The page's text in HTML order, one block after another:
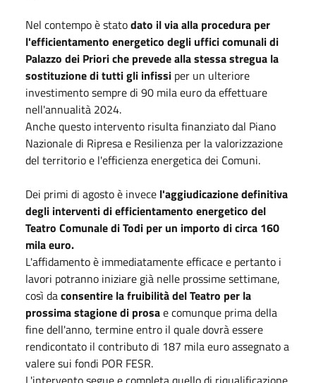
Nel contempo è statodato il via alla procedura per
l'efficientamento energetico degli uffici comunali di
Palazzo dei Priori che prevede alla stessa stregua la
sostituzione di tutti gli infissi per un ulteriore
investimento sempre di 90 mila euro da effettuare
nell'annualità 2024.
Anche questo intervento risulta finanziato dal Piano
Nazionale di Ripresa e Resilienza per la valorizzazione
del territorio e l'efficienza energetica dei Comuni.
Dei primi di agosto è invece l'aggiudicazione definitiva
degli interventi di efficientamento energetico del
Teatro Comunale di Todi per un importo di circa 160
mila euro.
L'affidamento è immediatamente efficace e pertanto i
lavori potranno iniziare già nelle prossime settimane,
così daconsentire la fruibilità del Teatro per la
prossima stagione di prosae comunque prima della
fine dell'anno, termine entro il quale dovrà essere
rendicontato il contributo di 187 mila euro assegnato a
valere sui fondi POR FESR.